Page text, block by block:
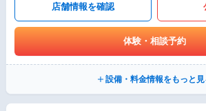
店舗情報を確認
体験・相談予約
設備・料金情報をもっと見